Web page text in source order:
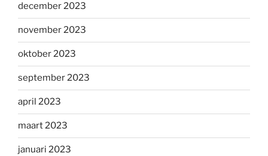
december 2023
november 2023
oktober 2023
september 2023
april 2023
maart 2023
januari 2023